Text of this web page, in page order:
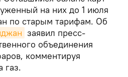
на них до 1 июля
по старым тарифам. Об
заявил пресс-
объединения
комментируя
газ.